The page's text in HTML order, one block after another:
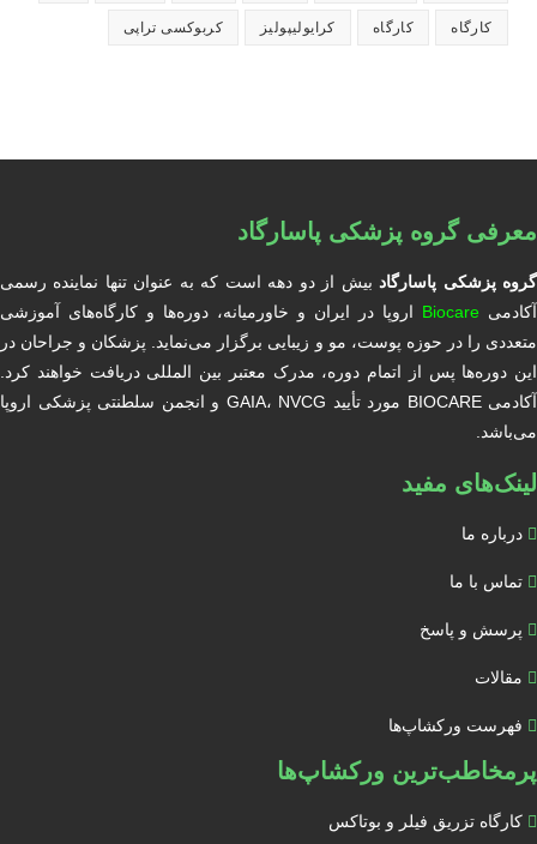
کارگاه کارگاه کرایولیپولیز کربوکسی تراپی
معرفی گروه پزشکی پاسارگاد
گروه پزشکی پاسارگادبیش از دو دهه است که به عنوان تنها نماینده رسمی
آکادمی Biocare اروپا در ایران و خاورمیانه، دوره‌ها و کارگاه‌های آموزشی
متعددی را در حوزه پوست، مو و زیبایی برگزار می‌نماید. پزشکان و جراحان در
این دوره‌ها پس از اتمام دوره، مدرک معتبر بین المللی دریافت خواهند کرد.
آکادمی BIOCARE مورد تأیید GAIA، NVCG و انجمن سلطنتی پزشکی اروپا
می‌باشد.
لینک‌های مفید
درباره ما
تماس با ما
پرسش و پاسخ
مقالات
فهرست ورکشاپ‌ها
پرمخاطب‌ترین ورکشاپ‌ها
کارگاه تزریق فیلر و بوتاکس